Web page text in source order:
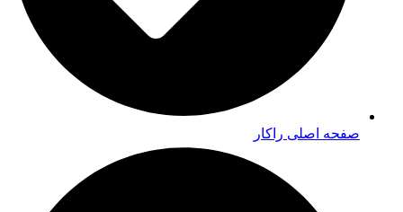
صفحه اصلی راکار